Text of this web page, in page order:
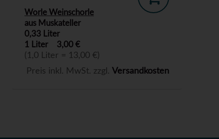
Worle Weinschorle
aus Muskateller
0,33 Liter
1 Liter
3,00 €
(1,0 Liter = 13,00 €)
Preis inkl. MwSt. zzgl. Versandkosten